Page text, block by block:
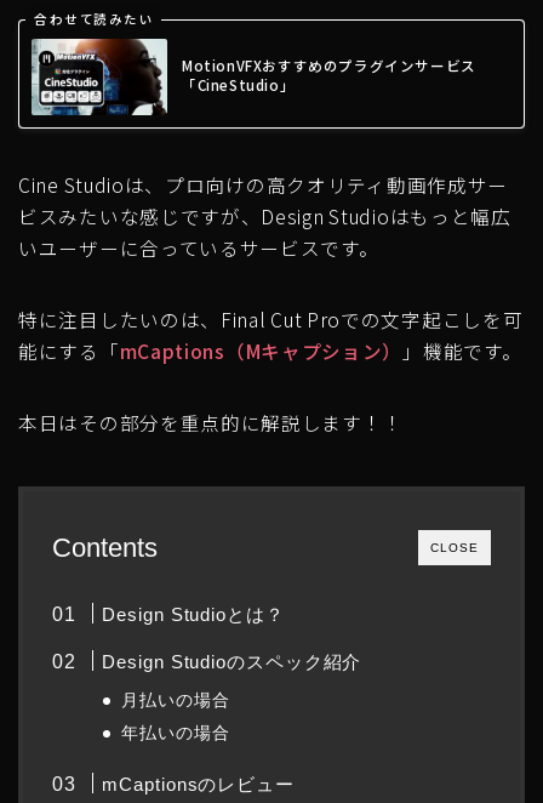
合わせて読みたい
MotionVFXおすすめのプラグインサービス
「CineStudio」
Cine Studioは、プロ向けの高クオリティ動画作成サー
ビスみたいな感じですが、Design Studioはもっと幅広
いユーザーに合っているサービスです。
特に注目したいのは、Final Cut Proでの文字起こしを可
能にする「mCaptions（Mキャプション） 」機能です。
本日はその部分を重点的に解説します！！
CLOSE
Contents
Design Studioとは？
Design Studioのスペック紹介
月払いの場合
年払いの場合
mCaptionsのレビュー